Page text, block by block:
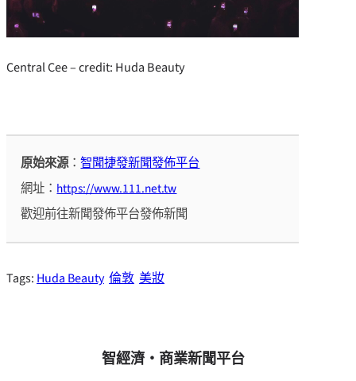
Central Cee – credit: Huda Beauty
原始來源：智聞捷發新聞發佈平台
網址： https://www.111.net.tw
歡迎前往新聞發佈平台發佈新聞
Tags: Huda Beauty 倫敦 美妝
智經濟・商業新聞平台